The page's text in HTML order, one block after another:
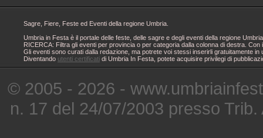
Sagre, Fiere, Feste ed Eventi della regione Umbria.
Umbria in Festa è il portale delle feste, delle sagre e degli eventi della regione
RICERCA: Filtra gli eventi per provincia o per categoria dalla colonna di destra.
Gli eventi sono curati dalla redazione, ma potrete voi stessi inserirli gratuitamente
Diventando utenti certificati di Umbria In Festa, potete acquisire privilegi di
© 2005 - 2026 -
n. 17 del 24/07/2003 presso